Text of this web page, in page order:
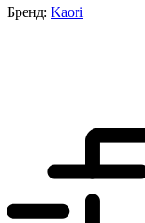
Бренд: Kaori